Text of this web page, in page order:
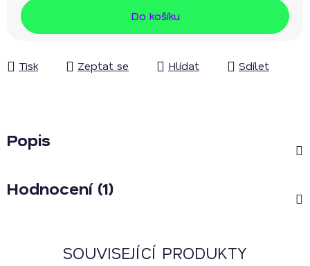
Měrná cena:
Do košíku
Tisk Zeptat se Hlídat Sdílet
Popis
Hodnocení (1)
SOUVISEJÍCÍ PRODUKTY